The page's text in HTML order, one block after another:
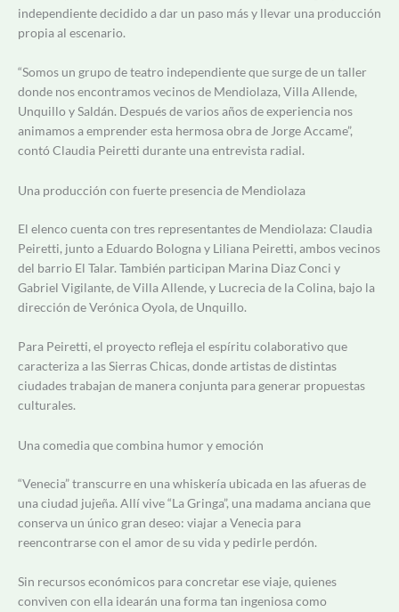
independiente decidido a dar un paso más y llevar una producción
propia al escenario.
“Somos un grupo de teatro independiente que surge de un taller
donde nos encontramos vecinos de Mendiolaza, Villa Allende,
Unquillo y Saldán. Después de varios años de experiencia nos
animamos a emprender esta hermosa obra de Jorge Accame”,
contó Claudia Peiretti durante una entrevista radial.
Una producción con fuerte presencia de Mendiolaza
El elenco cuenta con tres representantes de Mendiolaza: Claudia
Peiretti, junto a Eduardo Bologna y Liliana Peiretti, ambos vecinos
del barrio El Talar. También participan Marina Diaz Conci y
Gabriel Vigilante, de Villa Allende, y Lucrecia de la Colina, bajo la
dirección de Verónica Oyola, de Unquillo.
Para Peiretti, el proyecto refleja el espíritu colaborativo que
caracteriza a las Sierras Chicas, donde artistas de distintas
ciudades trabajan de manera conjunta para generar propuestas
culturales.
Una comedia que combina humor y emoción
“Venecia” transcurre en una whiskería ubicada en las afueras de
una ciudad jujeña. Allí vive “La Gringa”, una madama anciana que
conserva un único gran deseo: viajar a Venecia para
reencontrarse con el amor de su vida y pedirle perdón.
Sin recursos económicos para concretar ese viaje, quienes
conviven con ella idearán una forma tan ingeniosa como